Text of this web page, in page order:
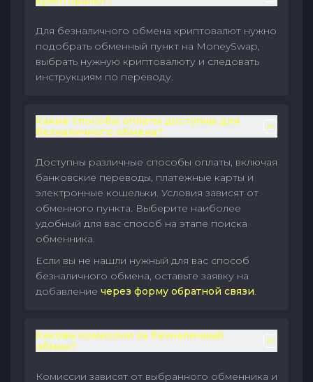
Для безналичного обмена криптовалют нужно
подобрать обменный пункт на MoneySwap,
выбрать нужную криптовалюту и следовать
инструкциям по переводу.
Какие способы оплаты доступны для
безналичного обмена?
Доступны различные способы оплаты, включая
банковские переводы, платежные карты и
электронные кошельки. Условия зависят от
обменного пункта. Выберите наиболее
удобный для вас способ на этапе поиска
обменника.
Если вы не нашли нужный для вас способ
безналичного обмена, оставьте заявку на
добавление через форму обратной связи.
Каковы комиссии за безналичный
обмен?
Комиссии зависят от выбранного обменника и